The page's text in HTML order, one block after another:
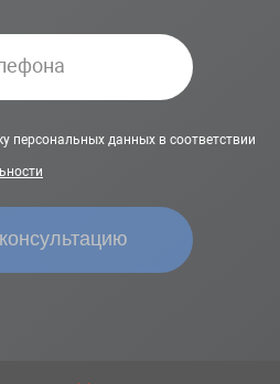
персональных данных в соответствии